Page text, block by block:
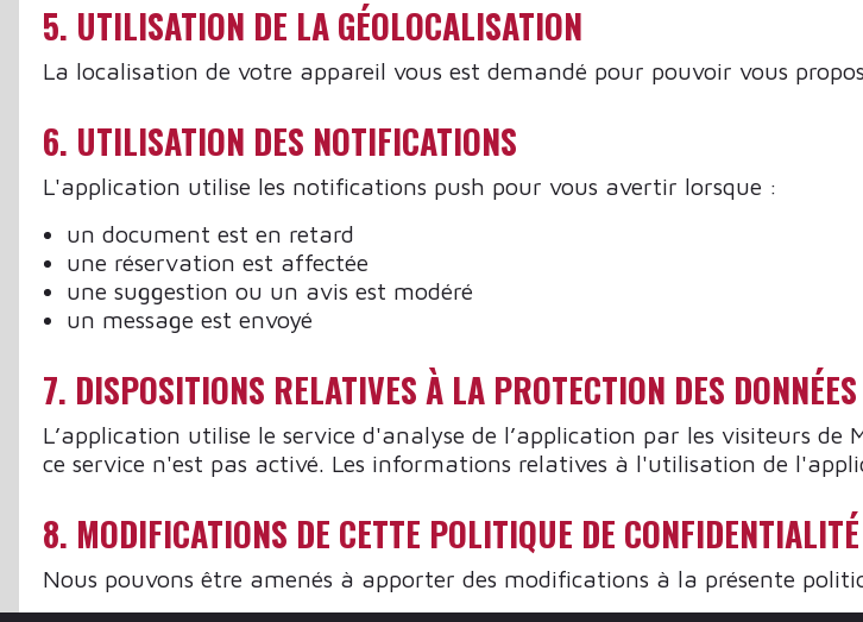
5. UTILISATION DE LA GÉOLOCALISATION
La localisation de votre appareil vous est demandé pour pouvoir vous
6. UTILISATION DES NOTIFICATIONS
L'application utilise les notifications push pour vous avertir lorsque :
un document est en retard
une réservation est affectée
une suggestion ou un avis est modéré
un message est envoyé
7. DISPOSITIONS RELATIVES À LA PROTECTION DES
L’application utilise le service d'analyse de l’application par les visiteurs
ce service n'est pas activé. Les informations relatives à l'utilisation de
8. MODIFICATIONS DE CETTE POLITIQUE DE CONFIDENTIALITÉ
Nous pouvons être amenés à apporter des modifications à la présente